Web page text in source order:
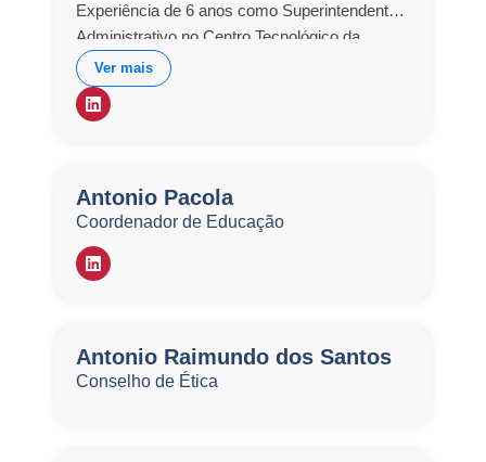
Experiência de 6 anos como Superintendente
Administrativo no Centro Tecnológico da
Marinha em São Paulo. Experiência de 3 anos
na na Gestão do Conhecimento (GC) do
Programa Nuclear da Marinha, pela AMAZUL
implementação de Escritório de Processos, de
metologia para mapeamento de processos de
negócio e de GC. Especialista em
planejamento estratégico, gestão de pessoas e
Ver mais
Antonio Pacola
Coordenador de Educação
Antonio Raimundo dos Santos
Conselho de Ética